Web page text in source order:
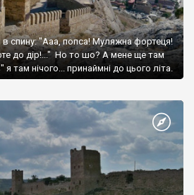
спину: "Ааа, попса! Муляжна фортеця!
до дір!..." Но то шо? А мене ще там
там нічого... принаймні до цього літа.